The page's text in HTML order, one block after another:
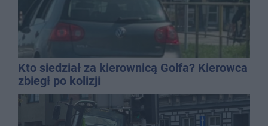
Kto siedział za kierownicą Golfa? Kierowca
zbiegł po kolizji